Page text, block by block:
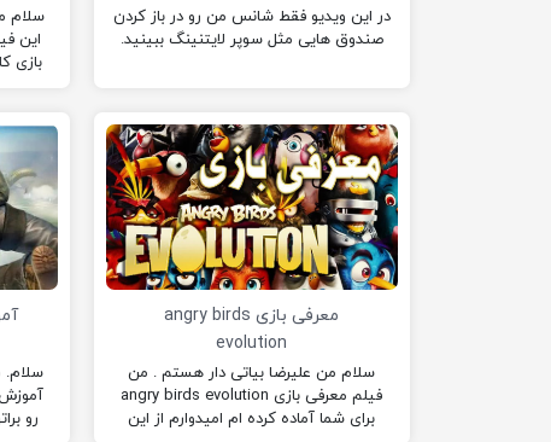
در این ویدیو فقط شانس من رو در باز کردن
صندوق هایی مثل سوپر لایتنینگ ببینید.
سلام
این
بازی
معرفی بازی angry birds
evolution
سلام من علیرضا بیاتی دار هستم . من
فیلم معرفی بازی angry birds evolution
برای شما آماده کرده ام امیدوارم از این
سلام.
رو